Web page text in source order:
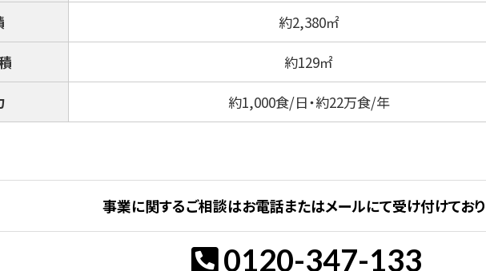
約2,380㎡
約129㎡
約1,000食/日・約22万食/年
事業に関するご相談はお電話またはメールにて受け付けてお
0120-347-133